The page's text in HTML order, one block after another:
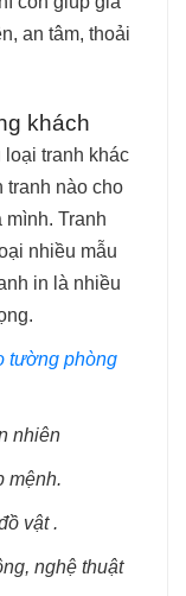
an tâm, thoải
khách
loại tranh khác
tranh nào cho
Tranh
nhiều mẫu
in là nhiều
tường phòng
nhiên
mệnh.
vật .
nghệ thuật